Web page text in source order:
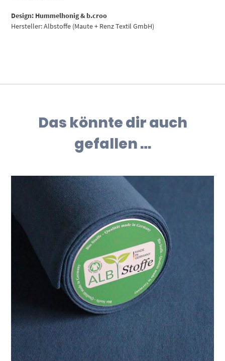
Design: Hummelhonig & b.croo
Hersteller: Albstoffe (Maute + Renz Textil GmbH)
Das könnte dir auch
gefallen …